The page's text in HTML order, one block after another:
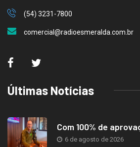
(54) 3231-7800
comercial@radioesmeralda.com.br
Últimas Notícias
Com 100% de
6 de agosto de 2026